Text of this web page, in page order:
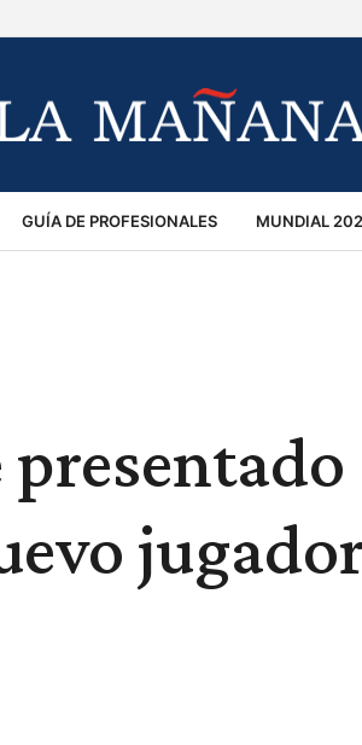
GUÍA DE PROFESIONALES MUNDIAL